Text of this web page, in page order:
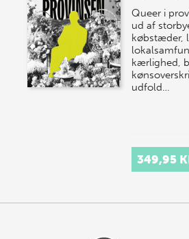
Queer i
ud af
købstæder,
kærlighed,
udfold…
349,95